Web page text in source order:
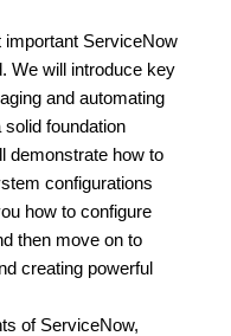
ServiceNow
We will introduce key
and automating
foundation
demonstrate how to
configurations
how to configure
then move on to
creating powerful
of ServiceNow,